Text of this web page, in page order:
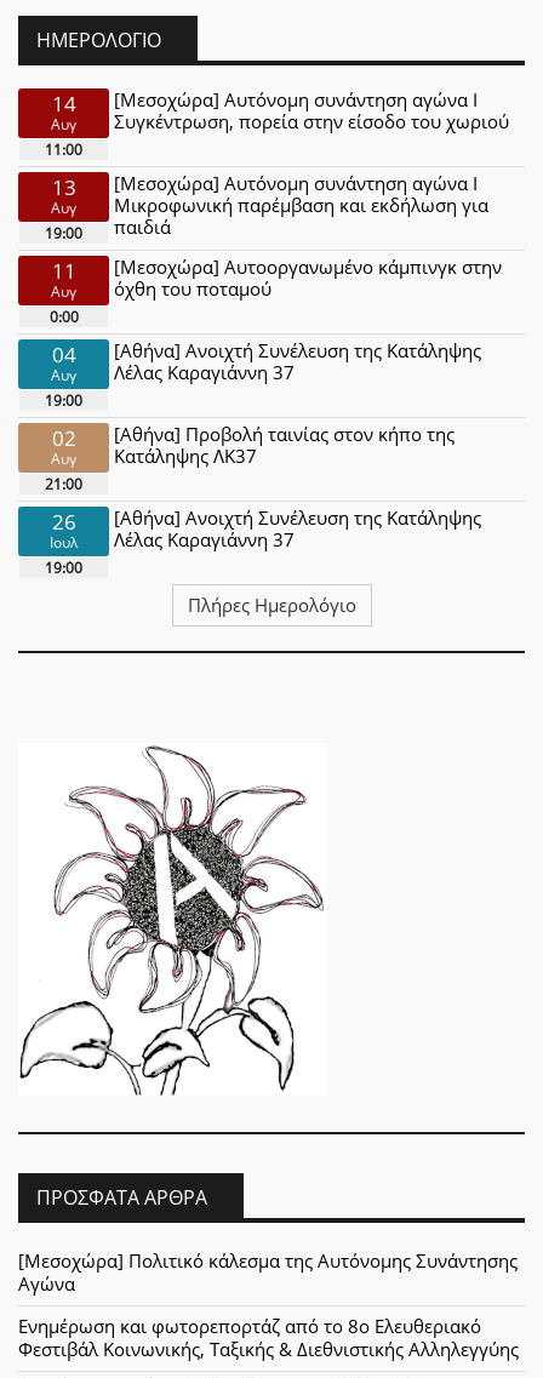
ΗΜΕΡΟΛΌΓΙΟ
14
Αυγ
11:00
[Μεσοχώρα] Αυτόνομη συνάντηση αγώνα Ι
Συγκέντρωση, πορεία στην είσοδο του χωριού
13
Αυγ
19:00
[Μεσοχώρα] Αυτόνομη συνάντηση αγώνα Ι
Μικροφωνική παρέμβαση και εκδήλωση για
παιδιά
11
Αυγ
0:00
[Μεσοχώρα] Αυτοοργανωμένο κάμπινγκ στην
όχθη του ποταμού
04
Αυγ
19:00
[Αθήνα] Ανοιχτή Συνέλευση της Κατάληψης
Λέλας Καραγιάννη 37
02
Αυγ
21:00
[Αθήνα] Προβολή ταινίας στον κήπο της
Κατάληψης ΛΚ37
26
Ιουλ
19:00
[Αθήνα] Ανοιχτή Συνέλευση της Κατάληψης
Λέλας Καραγιάννη 37
Πλήρες Ημερολόγιο
ΠΡΌΣΦΑΤΑ ΆΡΘΡΑ
[Μεσοχώρα] Πολιτικό κάλεσμα της Αυτόνομης Συνάντησης
Αγώνα
Ενημέρωση και φωτορεπορτάζ από το 8ο Ελευθεριακό
Φεστιβάλ Κοινωνικής, Ταξικής & Διεθνιστικής Αλληλεγγύης